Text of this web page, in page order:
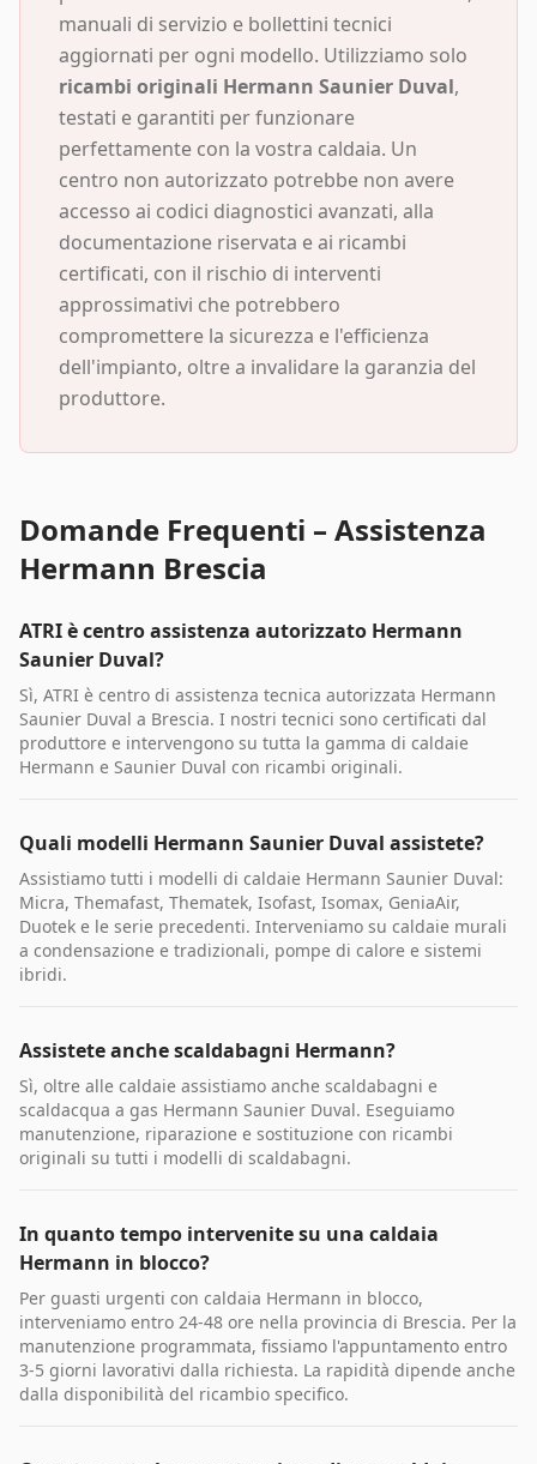
manuali di servizio e bollettini tecnici
aggiornati per ogni modello. Utilizziamo solo
ricambi originali Hermann Saunier Duval,
testati e garantiti per funzionare
perfettamente con la vostra caldaia. Un
centro non autorizzato potrebbe non avere
accesso ai codici diagnostici avanzati, alla
documentazione riservata e ai ricambi
certificati, con il rischio di interventi
approssimativi che potrebbero
compromettere la sicurezza e l'efficienza
dell'impianto, oltre a invalidare la garanzia del
produttore.
Domande Frequenti – Assistenza
Hermann Brescia
ATRI è centro assistenza autorizzato Hermann
Saunier Duval?
Sì, ATRI è centro di assistenza tecnica autorizzata Hermann
Saunier Duval a Brescia. I nostri tecnici sono certificati dal
produttore e intervengono su tutta la gamma di caldaie
Hermann e Saunier Duval con ricambi originali.
Quali modelli Hermann Saunier Duval assistete?
Assistiamo tutti i modelli di caldaie Hermann Saunier Duval:
Micra, Themafast, Thematek, Isofast, Isomax, GeniaAir,
Duotek e le serie precedenti. Interveniamo su caldaie murali
a condensazione e tradizionali, pompe di calore e sistemi
ibridi.
Assistete anche scaldabagni Hermann?
Sì, oltre alle caldaie assistiamo anche scaldabagni e
scaldacqua a gas Hermann Saunier Duval. Eseguiamo
manutenzione, riparazione e sostituzione con ricambi
originali su tutti i modelli di scaldabagni.
In quanto tempo intervenite su una caldaia
Hermann in blocco?
Per guasti urgenti con caldaia Hermann in blocco,
interveniamo entro 24-48 ore nella provincia di Brescia. Per la
manutenzione programmata, fissiamo l'appuntamento entro
3-5 giorni lavorativi dalla richiesta. La rapidità dipende anche
dalla disponibilità del ricambio specifico.